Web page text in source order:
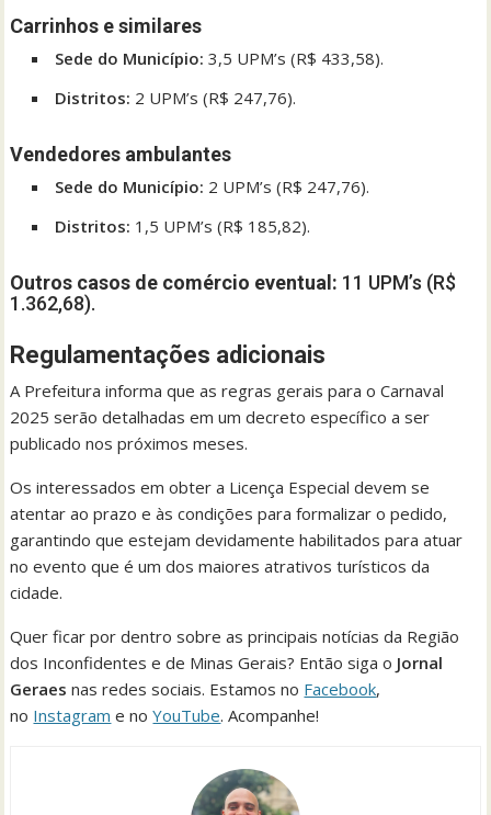
Carrinhos e similares
Sede do Município: 3,5 UPM’s (R$ 433,58).
Distritos: 2 UPM’s (R$ 247,76).
Vendedores ambulantes
Sede do Município: 2 UPM’s (R$ 247,76).
Distritos: 1,5 UPM’s (R$ 185,82).
Outros casos de comércio eventual: 11 UPM’s (R$
1.362,68).
Regulamentações adicionais
A Prefeitura informa que as regras gerais para o Carnaval
2025 serão detalhadas em um decreto específico a ser
publicado nos próximos meses.
Os interessados em obter a Licença Especial devem se
atentar ao prazo e às condições para formalizar o pedido,
garantindo que estejam devidamente habilitados para atuar
no evento que é um dos maiores atrativos turísticos da
cidade.
Quer ficar por dentro sobre as principais notícias da Região
dos Inconfidentes e de Minas Gerais? Então siga o Jornal
Geraesnas redes sociais. Estamos no Facebook,
no Instagram e noYouTube. Acompanhe!